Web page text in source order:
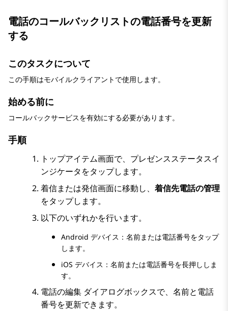
電話のコールバックリストの電話番号を更新
する
このタスクについて
この手順はモバイルクライアントで使用します。
始める前に
コールバックサービスを有効にする必要があります。
手順
トップアイテム画面で、プレゼンスステータスイ
ンジケータをタップします。
着信または発信画面に移動し、 着信先電話の管理
をタップします。
以下のいずれかを行います。
Android デバイス：名前または電話番号をタップ
します。
iOS デバイス：名前または電話番号を長押ししま
す。
電話の編集 ダイアログボックスで、名前と電話
番号を更新できます。